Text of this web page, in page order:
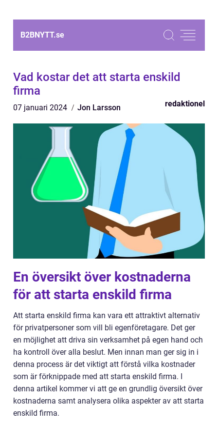
B2BNYTT.se
Vad kostar det att starta enskild
firma
07 januari 2024 Jon Larsson redaktionel
En översikt över kostnaderna
för att starta enskild firma
Att starta enskild firma kan vara ett attraktivt alternativ
för privatpersoner som vill bli egenföretagare. Det ger
en möjlighet att driva sin verksamhet på egen hand och
ha kontroll över alla beslut. Men innan man ger sig in i
denna process är det viktigt att förstå vilka kostnader
som är förknippade med att starta enskild firma. I
denna artikel kommer vi att ge en grundlig översikt över
kostnaderna samt analysera olika aspekter av att starta
enskild firma.